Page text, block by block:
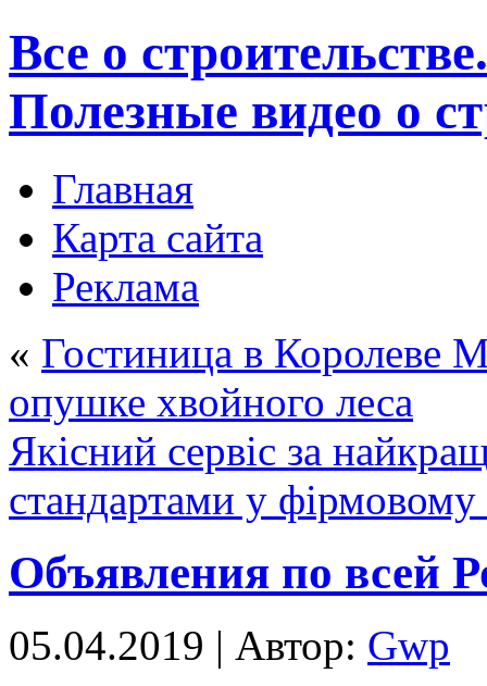
Все о
Полезные видео о
Главная
Карта сайта
Реклама
« Гостиница в Королеве
опушке хвойного леса
Якісний сервіс за
стандартами у фірмовому
Объявления по всей
05.04.2019 | Автор: Gwp